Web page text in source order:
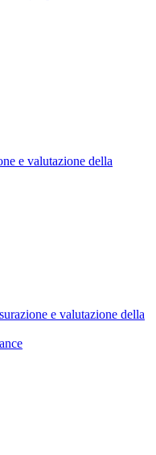
e valutazione della
e valutazione della